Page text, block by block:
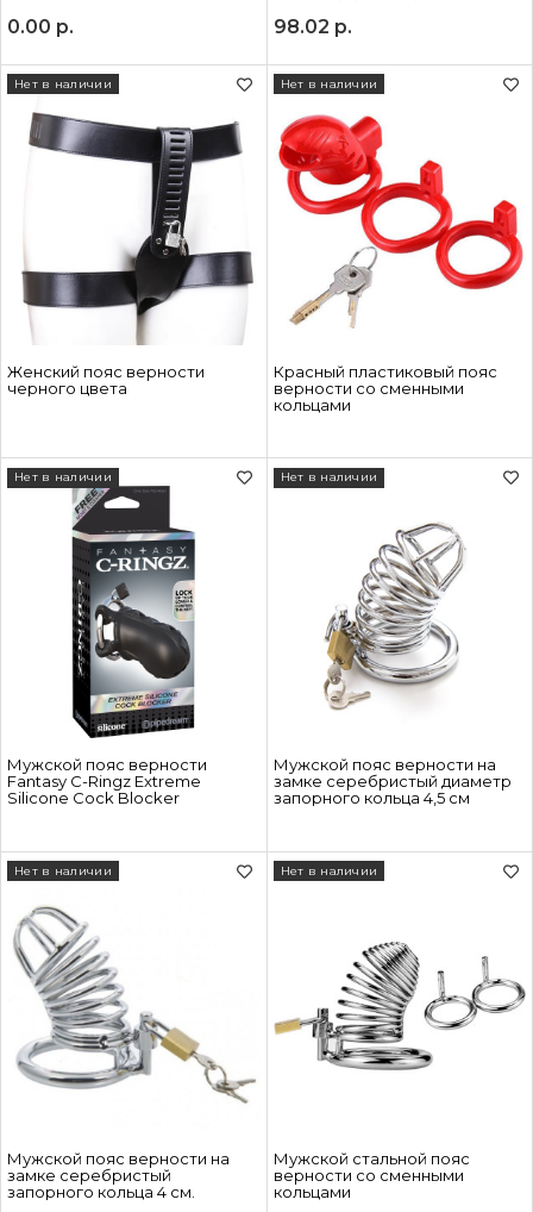
0.00 р. 98.02 р.
Женский пояс верности
черного цвета
Нет в наличии
Красный пластиковый пояс
верности со сменными
кольцами
Нет в наличии
Мужской пояс верности
Fantasy C-Ringz Extreme
Silicone Cock Blocker
Нет в наличии
Мужской пояс верности на
замке серебристый диаметр
запорного кольца 4,5 см
Нет в наличии
Мужской пояс верности на
замке серебристый
запорного кольца 4 см.
Нет в наличии
Мужской стальной пояс
верности со сменными
кольцами
Нет в наличии